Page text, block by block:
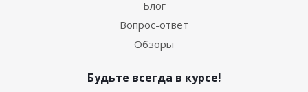
Блог
Вопрос-ответ
Обзоры
Будьте всегда в курсе!